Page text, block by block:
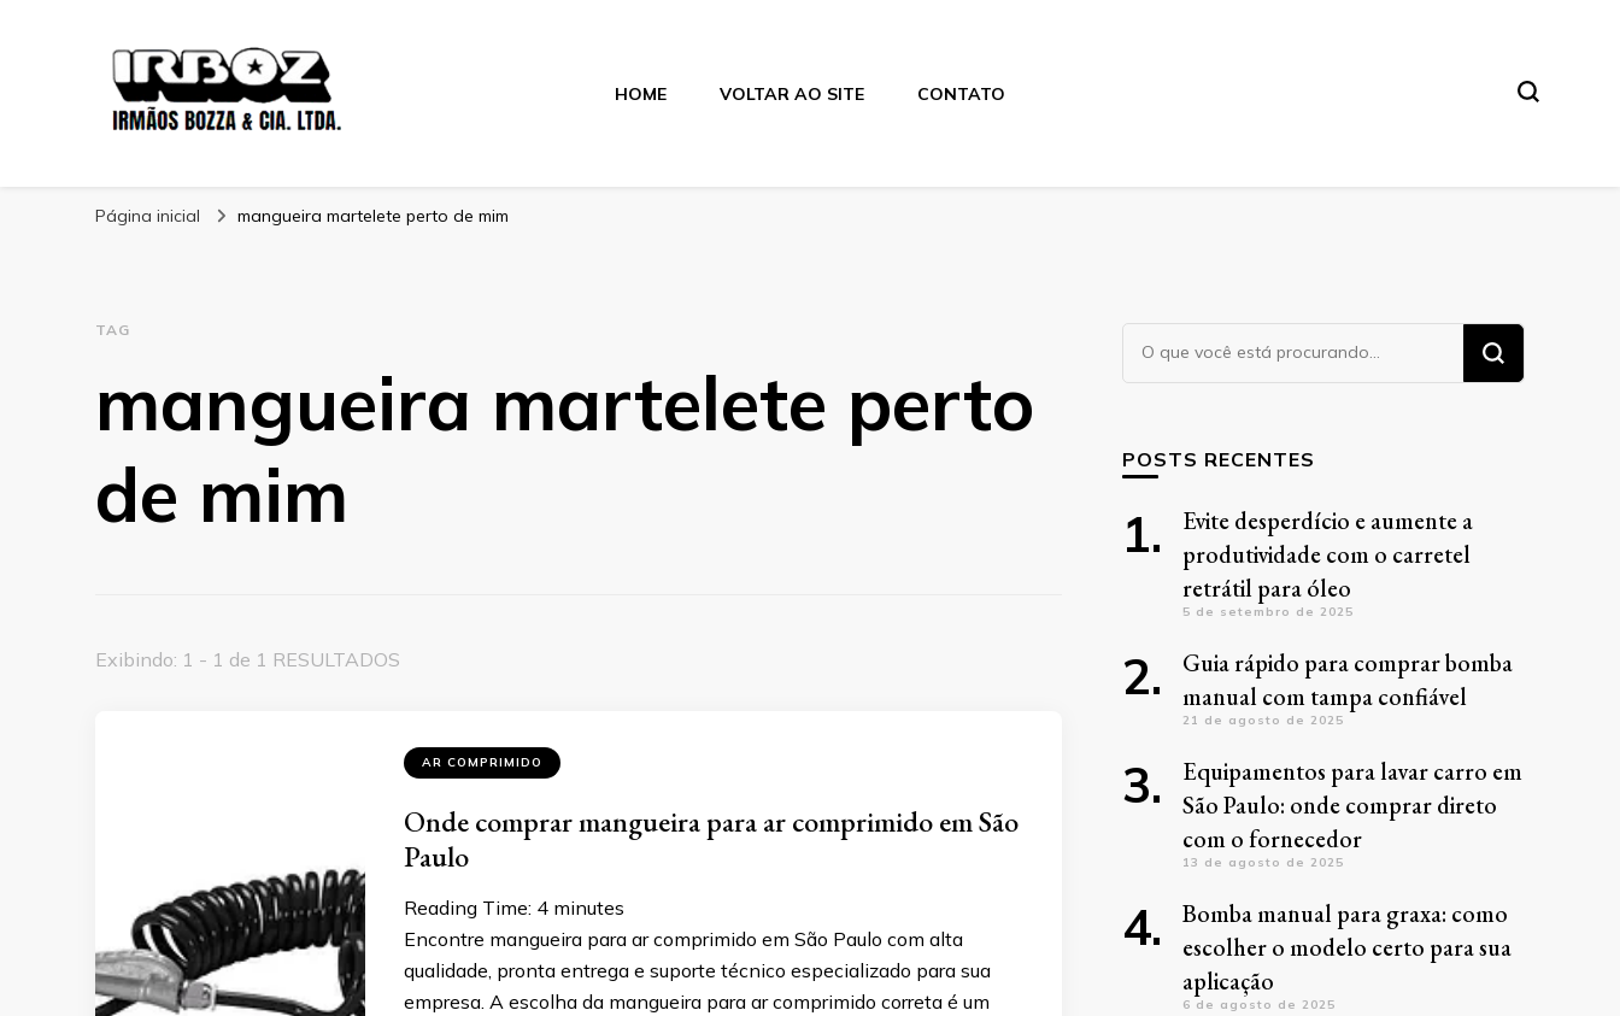
Blog Irboz
HOME VOLTAR AO SITE CONTATO
Página inicial mangueira martelete perto de mim
TAG
mangueira martelete perto
de mim
Exibindo: 1 - 1 de 1 RESULTADOS
AR COMPRIMIDO
Onde comprar mangueira para ar comprimido em São
Paulo
Reading Time: 4 minutes
Encontre mangueira para ar comprimido em São Paulo com alta
qualidade, pronta entrega e suporte técnico especializado para sua
empresa. A escolha da mangueira para ar comprimido correta é um
Procurando
algo?
POSTS RECENTES
Evite desperdício e aumente a
produtividade com o carretel
retrátil para óleo
5 de setembro de 2025
Guia rápido para comprar bomba
manual com tampa confiável
21 de agosto de 2025
Equipamentos para lavar carro em
São Paulo: onde comprar direto
com o fornecedor
13 de agosto de 2025
Bomba manual para graxa: como
escolher o modelo certo para sua
aplicação
6 de agosto de 2025